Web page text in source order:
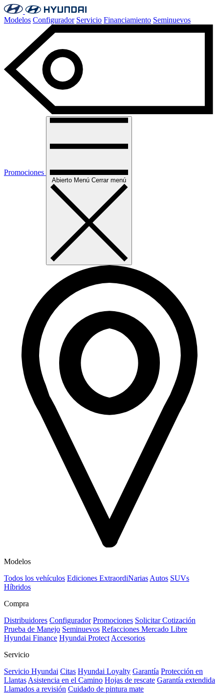
Modelos Configurador Servicio Financiamiento Seminuevos
Promociones
Abierto Menú Cerrar menú
Modelos
Todos los vehículos Ediciones ExtraordiNarias Autos SUVs
Híbridos
Compra
Distribuidores Configurador Promociones Solicitar Cotización
Prueba de Manejo Seminuevos Refacciones Mercado Libre
Hyundai Finance Hyundai Protect Accesorios
Servicio
Servicio Hyundai Citas Hyundai Loyalty Garantía Protección en
Llantas Asistencia en el Camino Hojas de rescate Garantía extendida
Llamados a revisión Cuidado de pintura mate⁠